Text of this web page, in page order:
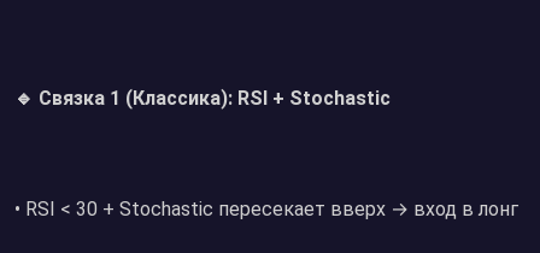
🔹 Связка 1 (Классика): RSI + Stochastic
• RSI < 30 + Stochastic пересекает вверх → вход в лонг